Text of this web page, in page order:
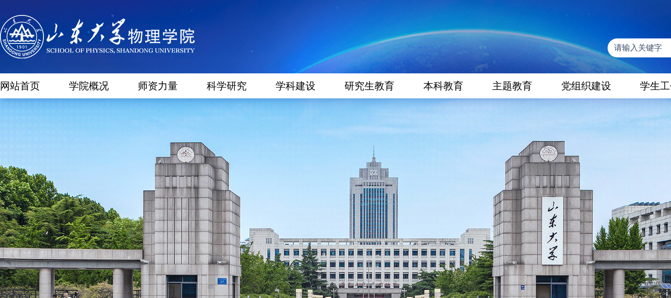
网站首页 学院概况 师资力量 科学研究 学科建设 研究生教育 本科教育 主题教育 党组织建设 学生